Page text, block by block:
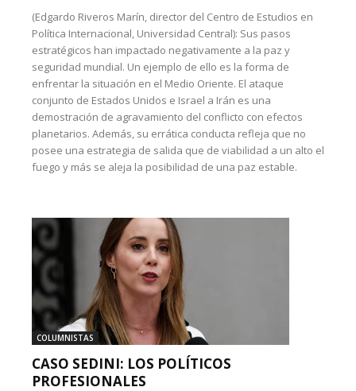
(Edgardo Riveros Marín, director del Centro de Estudios en
Política Internacional, Universidad Central): Sus pasos
estratégicos han impactado negativamente a la paz y
seguridad mundial. Un ejemplo de ello es la forma de
enfrentar la situación en el Medio Oriente. El ataque
conjunto de Estados Unidos e Israel a Irán es una
demostración de agravamiento del conflicto con efectos
planetarios. Además, su errática conducta refleja que no
posee una estrategia de salida que de viabilidad a un alto el
fuego y más se aleja la posibilidad de una paz estable.
COLUMNISTAS
CASO SEDINI: LOS POLÍTICOS
PROFESIONALES